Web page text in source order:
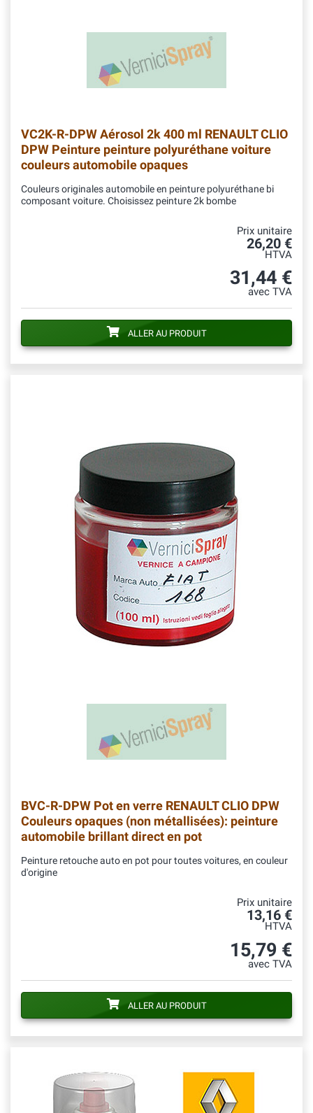
VC2K-R-DPWAérosol 2k 400 ml RENAULT CLIO
DPW Peinture peinture polyuréthane voiture
couleurs automobile opaques
Couleurs originales automobile en peinture polyuréthane bi
composant voiture. Choisissez peinture 2k bombe
Prix unitaire
26,20 €
HTVA
31,44 €
avec TVA
ALLER AU PRODUIT
BVC-R-DPW Pot en verre RENAULT CLIO DPW
Couleurs opaques (non métallisées): peinture
automobile brillant direct en pot
Peinture retouche auto en pot pour toutes voitures, en couleur
d'origine
Prix unitaire
13,16 €
HTVA
15,79 €
avec TVA
ALLER AU PRODUIT